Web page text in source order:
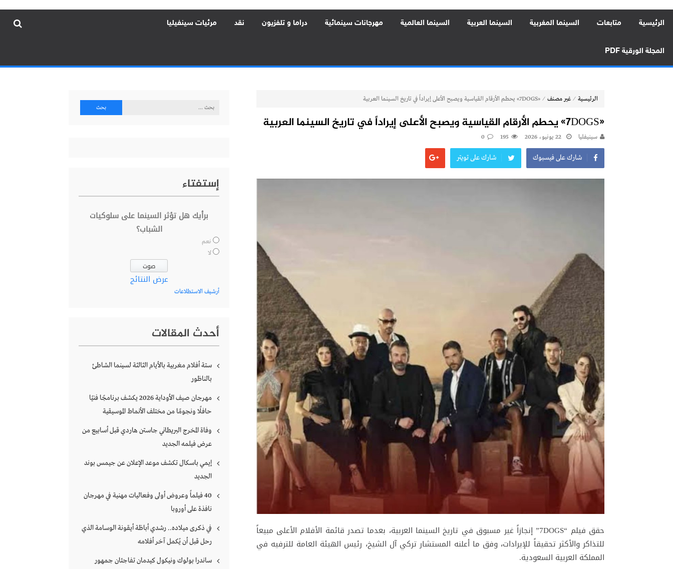
الرئيسية متابعات السينما المغربية السينما العربية السينما العالمية مهرجانات سينمائية دراما و تلفزيون نقد مرئيات سينفيليا
المجلة الورقية PDF
الرئيسية ⁄ غير مصنف ⁄ «7DOGS» يحطم الأرقام القياسية ويصبح الأعلى إيراداً في تاريخ السينما العربية
«7DOGS» يحطم الأرقام القياسية ويصبح الأعلى إيراداً في تاريخ السينما العربية
سينيفليا 22 يونيو، 2026 195
0
شارك على فيسبوك شارك على تويتر
حقق فيلم “7DOGS” إنجازاً غير مسبوق في تاريخ السينما العربية، بعدما تصدر قائمة الأفلام الأعلى مبيعاً
للتذاكر والأكثر تحقيقاً للإيرادات، وفق ما أعلنه المستشار تركي آل الشيخ، رئيس الهيئة العامة للترفيه في
المملكة العربية السعودية.
البحث
إستفتاء
برأيك هل تؤثر السينما على سلوكيات
الشباب؟
نعم
لا
عرض النتائج
أرشيف الاستطلاعات
أحدث المقالات
ستة أفلام مغربية بالأيام الثالثة لسينما الشاطئ
بالناظور
مهرجان صيف الأوداية 2026 يكشف برنامجًا فنيًا
حافلًا ونجومًا من مختلف الأنماط الموسيقية
وفاة المخرج البريطاني جاستن هاردي قبل أسابيع من
عرض فيلمه الجديد
إيمي باسكال تكشف موعد الإعلان عن جيمس بوند
الجديد
40 فيلماً وعروض أولى وفعاليات مهنية في مهرجان
نافذة على أوروبا
في ذكرى ميلاده.. رشدي أباظة أيقونة الوسامة الذي
رحل قبل أن يُكمل آخر أفلامه
ساندرا بولوك ونيكول كيدمان تفاجئان جمهور